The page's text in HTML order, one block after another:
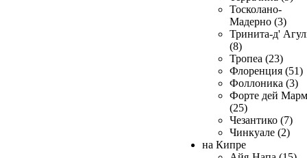
Тосколано-
Мадерно (3)
Тринита-д'
(8)
Тропеа (23)
Флоренция (51)
Фоллоника (3)
Форте дей
(25)
Чезантико (7)
Чинкуале (2)
на Кипре